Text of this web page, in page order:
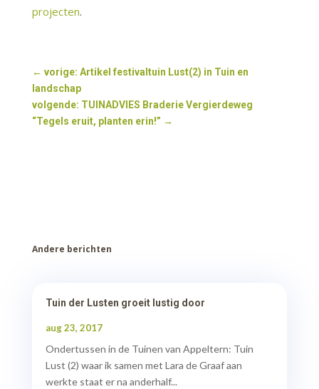
projecten.
← vorige: Artikel festivaltuin Lust(2) in Tuin en
landschap
volgende: TUINADVIES Braderie Vergierdeweg
“Tegels eruit, planten erin!” →
Andere berichten
Tuin der Lusten groeit lustig door
aug 23, 2017
Ondertussen in de Tuinen van Appeltern: Tuin
Lust (2) waar ik samen met Lara de Graaf aan
werkte staat er na anderhalf...